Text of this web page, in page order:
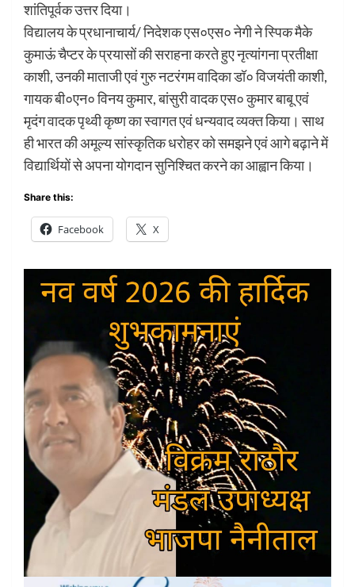
शांतिपूर्वक उत्तर दिया।
विद्यालय के प्रधानाचार्य/ निदेशक एस०एस० नेगी ने स्पिक मैके
कुमाऊं चैप्टर के प्रयासों की सराहना करते हुए नृत्यांगना प्रतीक्षा
काशी, उनकी माताजी एवं गुरु नटरंगम वादिका डॉ० विजयंती काशी,
गायक बी०एन० विनय कुमार, बांसुरी वादक एस० कुमार बाबू एवं
मृदंग वादक पृथ्वी कृष्ण का स्वागत एवं धन्यवाद व्यक्त किया। साथ
ही भारत की अमूल्य सांस्कृतिक धरोहर को समझने एवं आगे बढ़ाने में
विद्यार्थियों से अपना योगदान सुनिश्चित करने का आह्वान किया।
Share this:
Facebook X